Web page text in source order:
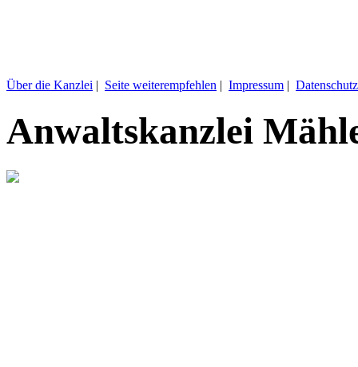
Über die Kanzlei | Seite weiterempfehlen | Impressum |
Anwaltskanzlei